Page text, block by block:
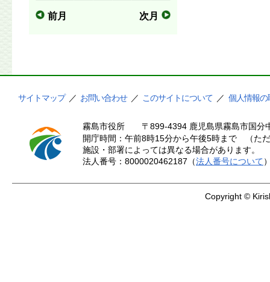
前月 次月
サイトマップ ／ お問い合わせ ／ このサイトについて ／ 個人情報の
霧島市役所
〒899-4394 鹿児島県霧島市国
開庁時間：午前8時15分から午後5時まで （た
施設・部署によっては異なる場合があります。
法人番号：8000020462187（法人番号について
Copyright ©